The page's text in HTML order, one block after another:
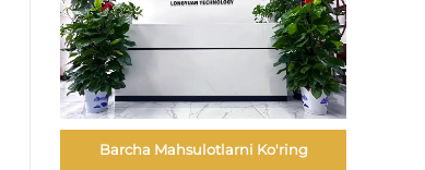
Barcha Mahsulotlarni Ko'ring